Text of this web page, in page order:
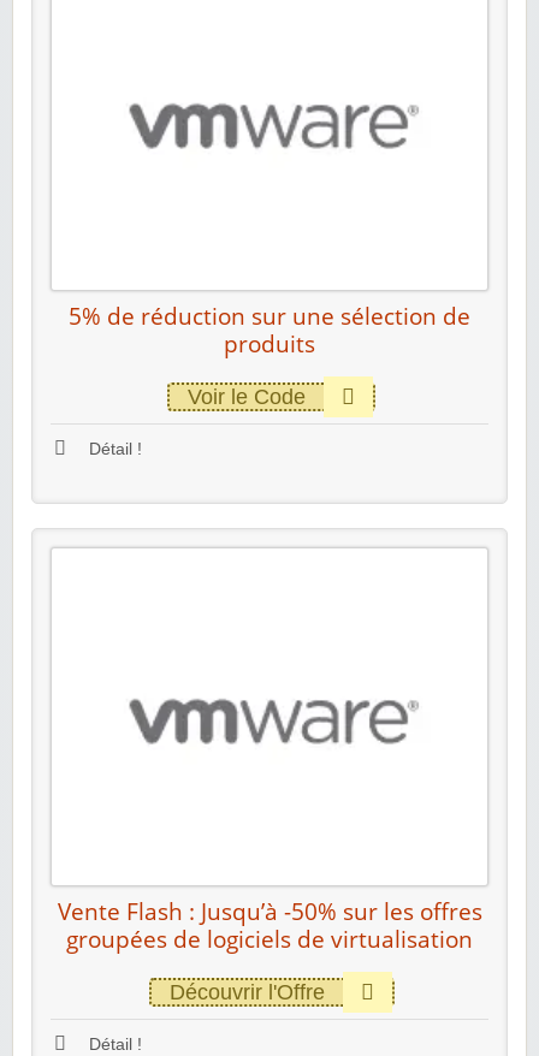
5% de réduction sur une sélection de
produits
Voir le Code
Détail !
Vente Flash : Jusqu’à -50% sur les offres
groupées de logiciels de virtualisation
Découvrir l'Offre
Détail !